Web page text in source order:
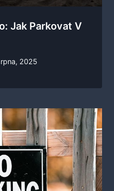
Jak Parkovat V
2025